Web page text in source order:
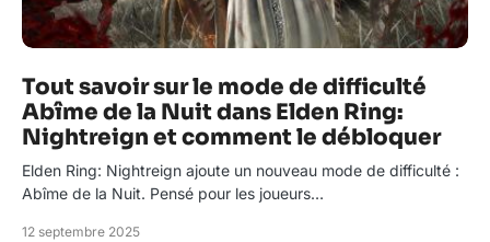
Tout savoir sur le mode de difficulté
Abîme de la Nuit dans Elden Ring:
Nightreign et comment le débloquer
Elden Ring: Nightreign ajoute un nouveau mode de difficulté :
Abîme de la Nuit. Pensé pour les joueurs…
12 septembre 2025